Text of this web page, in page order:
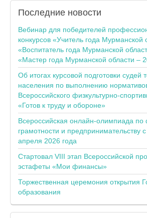
Последние новости
Вебинар для победителей
конкурсов «Учитель года Мурманской
«Воспитатель года Мурманской
«Мастер года Мурманской области –
Об итогах курсовой подготовки судей
населения по выполнению
Всероссийского физкультурно-
«Готов к труду и обороне»
Всероссийская онлайн-олимпиада по
грамотности и предпринимательству
апреля 2026 года
Стартовал VIII этап Всероссийской
эстафеты «Мои финансы»
Торжественная церемония открытия
образования